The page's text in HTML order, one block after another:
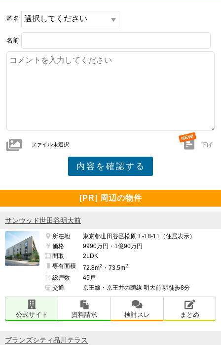
匿名
名前
ファイル未選択 下げ
[PR] 周辺の物件
サンウッド世田谷明大前
所在地
東京都世田谷区松原１-18-11（住居表示）
価格
9990万円・1億90万円
間取
2LDK
専有面積
72.8m2 ・73.5m2
総戸数
45戸
交通
京王線・京王井の頭線 明大前 駅徒歩8分
公式サイト 資料請求 検討スレ まとめ
ブランズシティ品川テラス